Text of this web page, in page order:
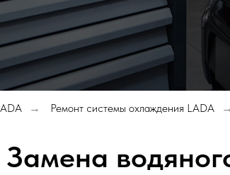
→ Ремонт системы охлаждения LADA →
Замена